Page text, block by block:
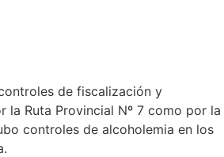
de fiscalización y
la Ruta Provincial Nº 7 como por la
controles de alcoholemia en los